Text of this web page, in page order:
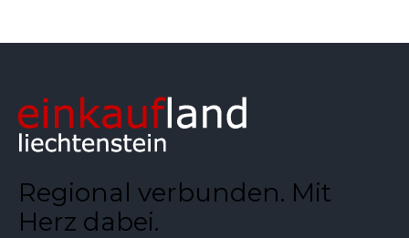
Regional verbunden. Mit
Herz dabei.